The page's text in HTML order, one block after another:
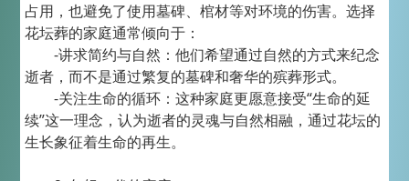
占用，也避免了使用墓碑、棺材等对环境的伤害。选择
花坛葬的家庭通常倾向于：
-讲求简约与自然：他们希望通过自然的方式来纪念
逝者，而不是通过繁复的墓碑和奢华的殡葬形式。
-关注生命的循环：这种家庭更愿意接受“生命的延
续”这一理念，认为逝者的灵魂与自然相融，通过花坛的
生长象征着生命的再生。